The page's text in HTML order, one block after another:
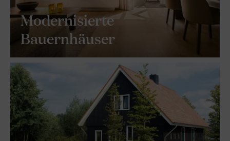
Modernisierte
Bauernhäuser